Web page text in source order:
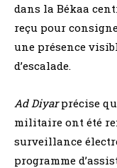
dans la Békaa
reçu pour
une présence
d’escalade.
Ad Diyarprécise
militaire ont été
surveillance
programme